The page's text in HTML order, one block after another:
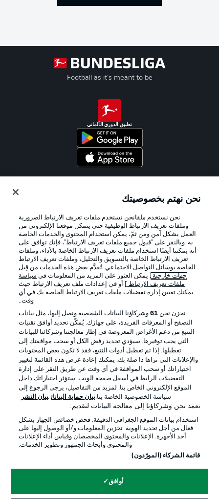
Football as it's meant to be
تطبيق الدوري الألماني
الإعلانات الإخطارات القانونية
شروط الاستخدام الوظائف
جهة النشر تواصل معنا
اللاعبون
© 2026 Bundesliga-Gruppe GmbH
نحن نهتم بخصوصيتك
نحن نستخدم ملفانحن نستخدم ملفات تعريف الارتباط الضرورية
وملفات تعريف الارتباط الوظيفية حتى يتمكن موقعنا الإلكتروني من
العمل بشكل آمن ومن ثمَّ، يمكن استخدام المحتوى والخدمات الخاصة
به. وبالنقر على "قبول جميع ملفات تعريف الارتباط"، فإنك توافق على
أنه يمكننا أيضًا استخدام ملفات تعريف الارتباط الخاصة بالأداء، وملفات
تعريف الارتباط الخاصة بالتسويق والتحليل، وملفات تعريف الارتباط
الخاصة بوسائل التواصل الاجتماعي. تُقدَّم بعض هذه الخدمات من قِبل
جهات خارجية . يمكن العثور على المزيد من المعلومات في سياسة
ملفات تعريف الارتباط
] أو في إعدادات ملف تعريف الارتباط حيث
يمكنك تعيين إدارة تفضيلات ملفات تعريف الارتباط الخاصة بك في أي
وقت..
نخزن نحن 61وشركاؤنا البيانات الشخصية ونصل إليها، مثل بيانات
التصفح أو المعرفات الفريدة، على جهازك. يُمكّن تحديد أوافق تقنيات
التتبع من دعم الأغراض المعروضة في إطار معالجتنا وشركائنا للبيانات
التي يجب توفيرها. سيؤدي تحديد رفض الكل أو سحب موافقتك إلى
تعطيلها. إذا تم تعطيل أدوات التتبع، فقد لا تكون بعض المحتويات
والإعلانات التي تراها ذا صلة بك. يمكنك إعادة عرض هذه القائمة لتغيير
اختياراتك أو سحب الموافقة في أي وقت عن طريق النقر على إدارة
التفضيلات الرابط في أسفل صفحة الويب. ستؤثر اختياراتك داخل
الموقع الإلكتروني الخاص بنا. لمزيد من التفاصيل، يرجى الرجوع إلى
سياسة الخصوصية الخاصة بنا.بيان حماية البيانات بيان النشر
نعمد نحن وشركاؤنا إلى معالجة البيانات لتقديم:
استخدام بيانات الموقع الجغرافي الدقيقة. فحص خصائص الجهاز بشكل
فعال من أجل تحديد الهوية. تخزين المعلومات و/أو الوصول إليها على
أحد الأجهزة. الإعلانات والمحتوى المخصصان وقياس أداء الإعلانات
والمحتوى وأبحاث الجمهور وتطوير الخدمات.
قائمة الشركاء (المورّدون)
أوافق